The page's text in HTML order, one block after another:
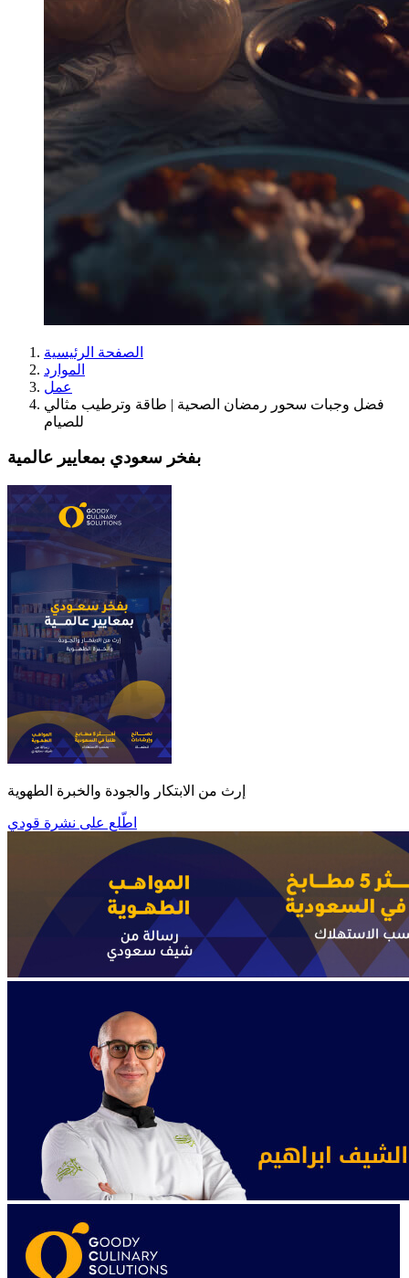
الصفحة الرئيسية
الموارد
عمل
فضل وجبات سحور رمضان الصحية | طاقة وترطيب مثالي
للصيام
بفخر سعودي بمعايير عالمية
إرث من الابتكار والجودة والخبرة الطهوية
اطّلع على نشرة قودي